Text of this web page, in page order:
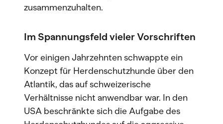
zusammenzuhalten.
Im Spannungsfeld vieler Vorschriften
Vor einigen Jahrzehnten schwappte ein
Konzept für Herdenschutzhunde über den
Atlantik, das auf schweizerische
Verhältnisse nicht anwendbar war. In den
USA beschränkte sich die Aufgabe des